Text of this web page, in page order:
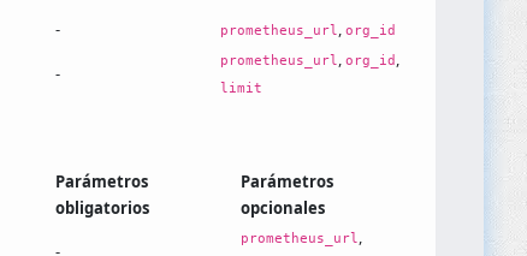
- prometheus_url, org_id
-
prometheus_url, org_id ,
limit
Parámetros
obligatorios
Parámetros
opcionales
-
prometheus_url,